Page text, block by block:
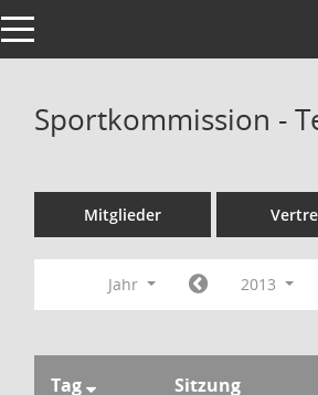
Toggle navigation
Sportkommission -
Mitglieder
Jahr 2013
Tag Sitzung